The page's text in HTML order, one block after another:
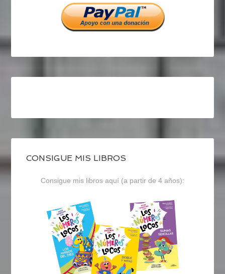
CONSIGUE MIS LIBROS
Consigue mis libros aquí (a partir de 4 años):